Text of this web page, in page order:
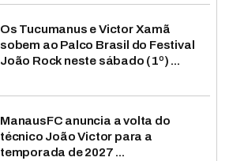
Os Tucumanus e Victor Xamã
sobem ao Palco Brasil do Festival
João Rock neste sábado (1º) ...
ManausFC anuncia a volta do
técnico João Victor para a
temporada de 2027 ...